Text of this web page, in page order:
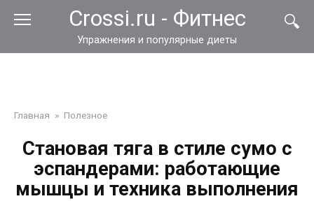
Crossi.ru - Фитнес
Упражнения и популярные диеты
Главная » Полезное
Становая тяга в стиле сумо с
эспандерами: работающие
мышцы и техника выполнения